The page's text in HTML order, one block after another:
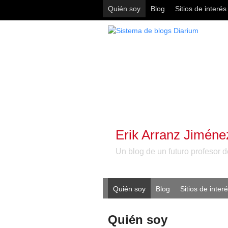
Quién soy Blog Sitios de interés
Erik Arranz
Un blog de un futuro profesor
Quién soy Blog Sitios de
Quién soy